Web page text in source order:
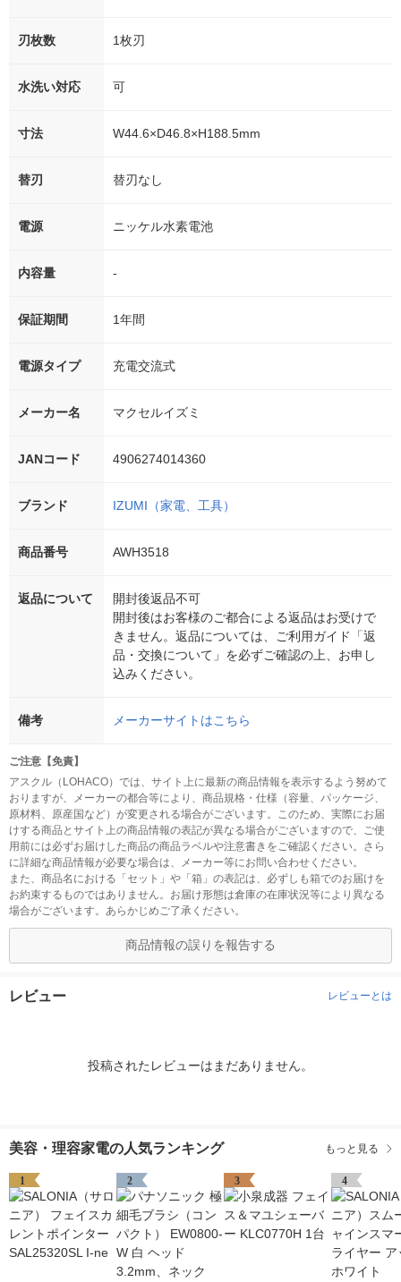
刃枚数 1枚刃
水洗い対応 可
寸法 W44.6×D46.8×H188.5mm
替刃 替刃なし
電源 ニッケル水素電池
内容量 -
保証期間 1年間
電源タイプ 充電交流式
メーカー名 マクセルイズミ
JANコード 4906274014360
ブランド IZUMI（家電、工具）
商品番号 AWH3518
返品について
開封後返品不可
開封後はお客様のご都合による返品はお受けで
きません。返品については、ご利用ガイド「返
品・交換について」を必ずご確認の上、お申し
込みください。
備考 メーカーサイトはこちら
ご注意【免責】
アスクル（LOHACO）では、サイト上に最新の商品情報を表示するよう努めて
おりますが、メーカーの都合等により、商品規格・仕様（容量、パッケージ、
原材料、原産国など）が変更される場合がございます。このため、実際にお届
けする商品とサイト上の商品情報の表記が異なる場合がございますので、ご使
用前には必ずお届けした商品の商品ラベルや注意書きをご確認ください。さら
に詳細な商品情報が必要な場合は、メーカー等にお問い合わせください。
また、商品名における「セット」や「箱」の表記は、必ずしも箱でのお届けを
お約束するものではありません。お届け形態は倉庫の在庫状況等により異なる
場合がございます。あらかじめご了承ください。
商品情報の誤りを報告する
レビュー レビューとは
投稿されたレビューはまだありません。
美容・理容家電の人気ランキング もっと見る
1 2 3 4